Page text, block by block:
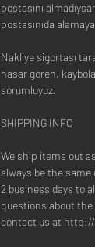
postasını
postasınıda
Nakliye sigortası
hasar gören,
sorumluyuz.
SHIPPING INFO
We ship items out
always be the same
2 business days to
questions about
contact us at